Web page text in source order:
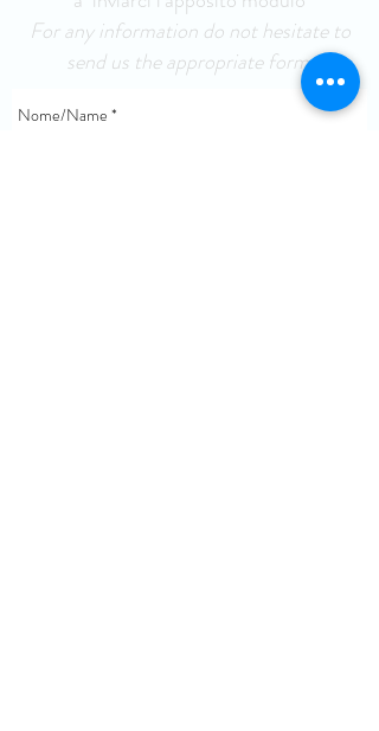
For any information do not hesitate to
send us the appropriate form.